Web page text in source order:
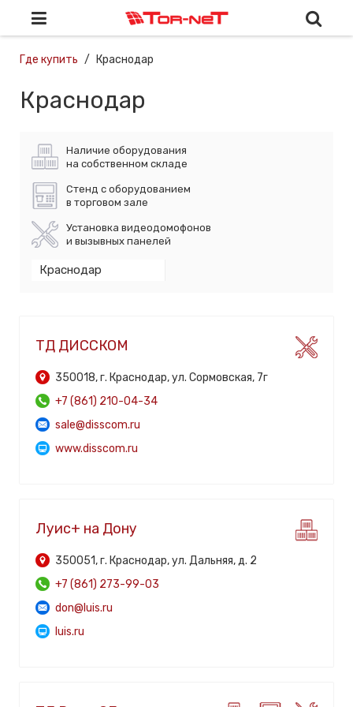
Где купить Краснодар
Краснодар
Наличие оборудования
на собственном складе
Стенд с оборудованием
в торговом зале
Установка видеодомофонов
и вызывных панелей
ТД ДИССКОМ
350018, г. Краснодар, ул. Сормовская, 7г
+7 (861) 210-04-34
sale@disscom.ru
www.disscom.ru
Луис+ на Дону
350051, г. Краснодар, ул. Дальняя, д. 2
+7 (861) 273-99-03
don@luis.ru
luis.ru